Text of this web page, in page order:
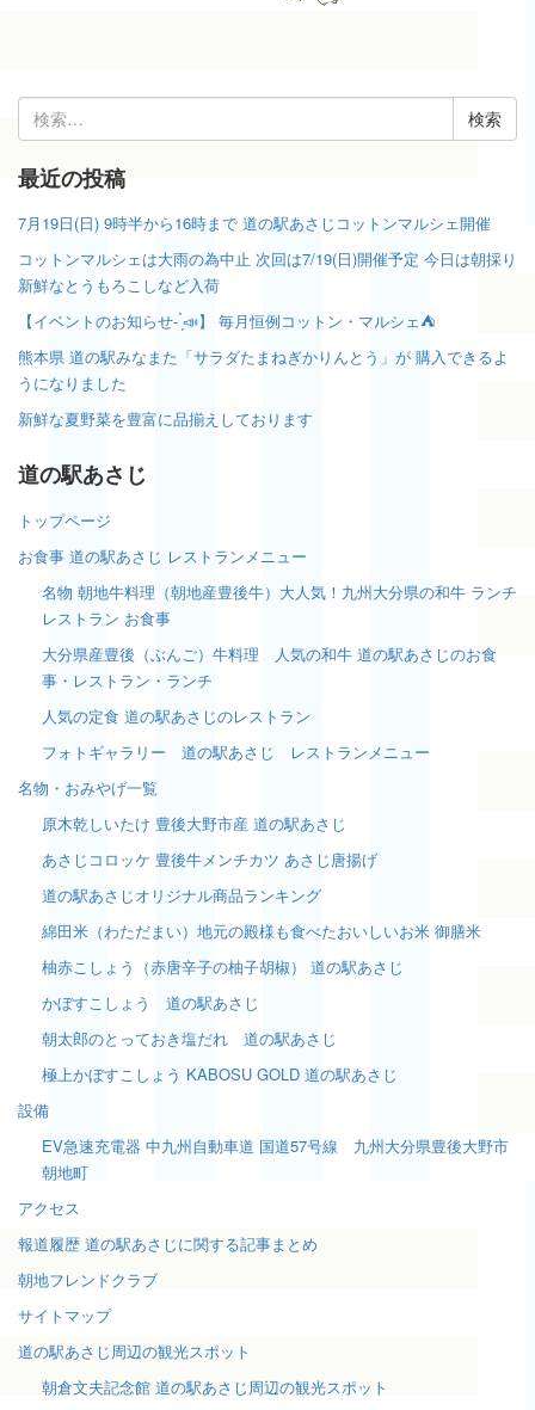
検
索:
最近の投稿
7月19日(日) 9時半から16時まで 道の駅あさじコットンマルシェ開催
コットンマルシェは大雨の為中止 次回は7/19(日)開催予定 今日は朝採り
新鮮なとうもろこしなど入荷
【イベントのお知らせ- ̗̀📣】 毎月恒例コットン・マルシェ⛺️
熊本県 道の駅みなまた「サラダたまねぎかりんとう」が 購入できるよ
うになりました
新鮮な夏野菜を豊富に品揃えしております
道の駅あさじ
トップページ
お食事 道の駅あさじ レストランメニュー
名物 朝地牛料理（朝地産豊後牛）大人気！九州大分県の和牛 ランチ
レストラン お食事
大分県産豊後（ぶんご）牛料理 人気の和牛 道の駅あさじのお食
事・レストラン・ランチ
人気の定食 道の駅あさじのレストラン
フォトギャラリー 道の駅あさじ レストランメニュー
名物・おみやげ一覧
原木乾しいたけ 豊後大野市産 道の駅あさじ
あさじコロッケ 豊後牛メンチカツ あさじ唐揚げ
道の駅あさじオリジナル商品ランキング
綿田米（わただまい）地元の殿様も食べたおいしいお米 御膳米
柚赤こしょう（赤唐辛子の柚子胡椒） 道の駅あさじ
かぼすこしょう 道の駅あさじ
朝太郎のとっておき塩だれ 道の駅あさじ
極上かぼすこしょう KABOSU GOLD 道の駅あさじ
設備
EV急速充電器 中九州自動車道 国道57号線 九州大分県豊後大野市
朝地町
アクセス
報道履歴 道の駅あさじに関する記事まとめ
朝地フレンドクラブ
サイトマップ
道の駅あさじ周辺の観光スポット
朝倉文夫記念館 道の駅あさじ周辺の観光スポット